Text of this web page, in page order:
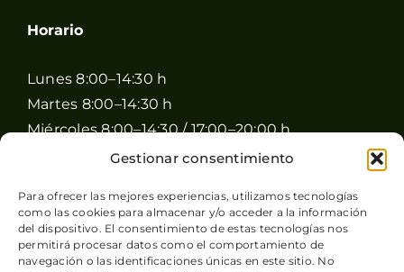
Gestionar consentimiento
Para ofrecer las mejores experiencias, utilizamos tecnologías
como las cookies para almacenar y/o acceder a la información
del dispositivo. El consentimiento de estas tecnologías nos
permitirá procesar datos como el comportamiento de
navegación o las identificaciones únicas en este sitio. No
Horario
Lunes 8:00–14:30 h
Martes 8:00–14:30 h
Miércoles 8:00–14:30 / 17:00–20:00 h
Jueves 8:00–14:30 / 17:00–20:00 h
Sábado 8:00–15:00 h
Domingo Cerrado